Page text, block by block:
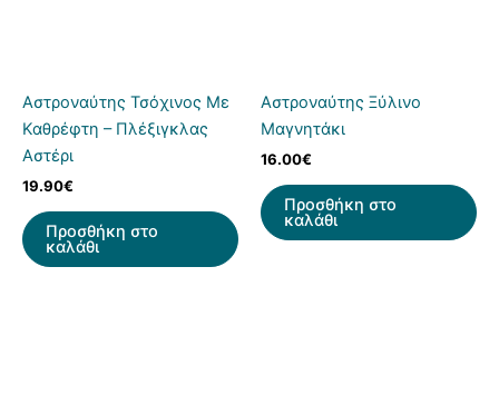
Αστροναύτης Τσόχινος Με
Καθρέφτη – Πλέξιγκλας
Αστέρι
19.90€
Προσθήκη στο
καλάθι
Αστροναύτης Ξύλινο
Μαγνητάκι
16.00€
Προσθήκη στο
καλάθι